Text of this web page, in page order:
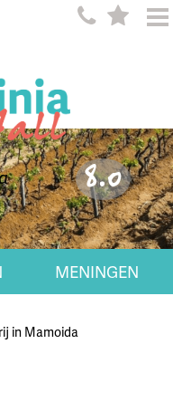
8.0
MENINGEN
in Mamoida